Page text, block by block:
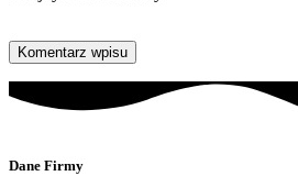
Dane Firmy